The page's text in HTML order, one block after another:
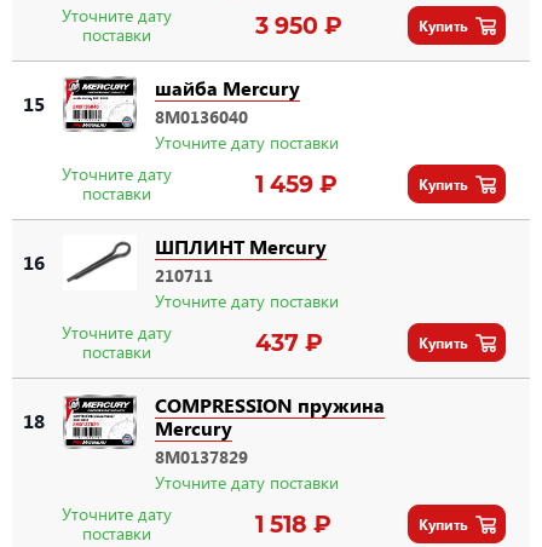
Уточните дату
поставки
3 950 ₽ Купить
15
шайба Mercury
8M0136040
Уточните дату поставки
Уточните дату
поставки
1 459 ₽ Купить
16
ШПЛИНТ Mercury
210711
Уточните дату поставки
Уточните дату
поставки
437 ₽ Купить
18
COMPRESSION пружина
Mercury
8M0137829
Уточните дату поставки
Уточните дату
поставки
1 518 ₽ Купить